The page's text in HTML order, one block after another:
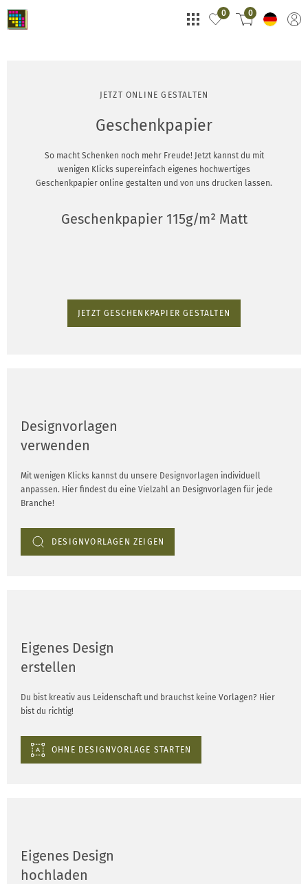
0 0
JETZT ONLINE GESTALTEN
Geschenkpapier
So macht Schenken noch mehr Freude! Jetzt kannst du mit
wenigen Klicks supereinfach eigenes hochwertiges
Geschenkpapier online gestalten und von uns drucken lassen.
Geschenkpapier 115g/m² Matt
JETZT GESCHENKPAPIER GESTALTEN
Designvorlagen
verwenden
Mit wenigen Klicks kannst du unsere Designvorlagen individuell
anpassen. Hier findest du eine Vielzahl an Designvorlagen für jede
Branche!
DESIGNVORLAGEN ZEIGEN
Eigenes Design
erstellen
Du bist kreativ aus Leidenschaft und brauchst keine Vorlagen? Hier
bist du richtig!
OHNE DESIGNVORLAGE STARTEN
Eigenes Design
hochladen